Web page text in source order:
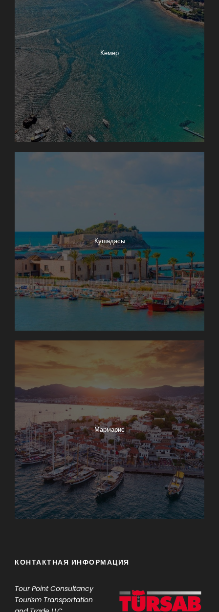
Кемер
Кушадасы
Мармарис
КОНТАКТНАЯ ИНФОРМАЦИЯ
Tour PointConsultancy
Tourism Transportation